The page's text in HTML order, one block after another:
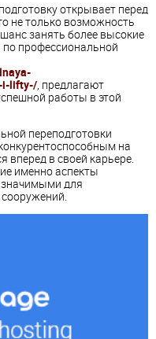
открывает перед
не только возможность
занять более высокие
профессиональной
i-lifty-/ , предлагают
работы в этой
переподготовки
на
вперед в своей карьере.
именно аспекты
значимыми для